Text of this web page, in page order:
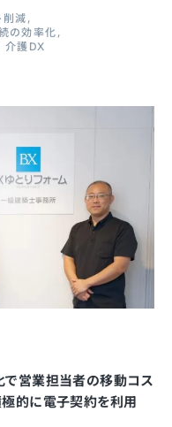
削減
の効率化
介護DX
で営業担当者の移動コス
的に電子契約を利用